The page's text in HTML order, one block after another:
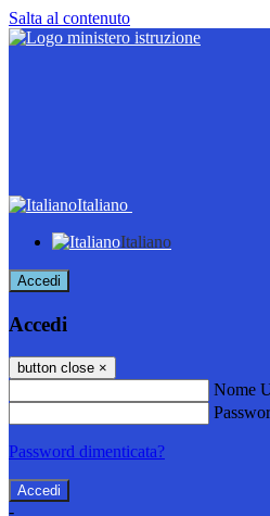
Salta al contenuto
Italiano
Italiano
Accedi
Accedi
button close ×
Nome
Password dimenticata?
-